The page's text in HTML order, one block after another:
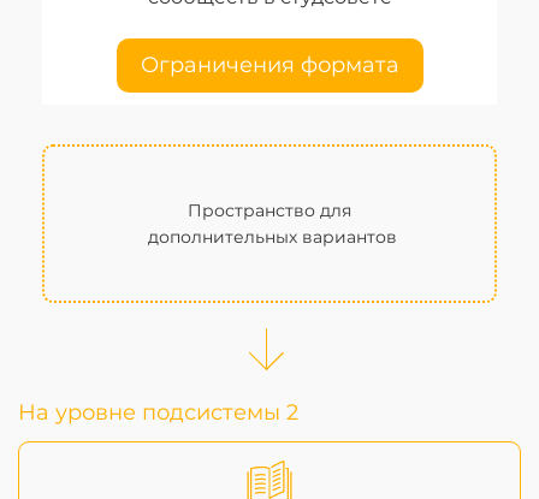
Ограничения формата
Пространство для
дополнительных вариантов
На уровне подсистемы 2